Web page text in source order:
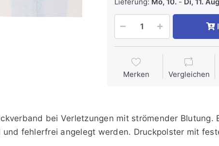
Merken Vergleichen
bei Verletzungen mit strömender Blutung.
fehlerfrei angelegt werden. Druckpolster mit